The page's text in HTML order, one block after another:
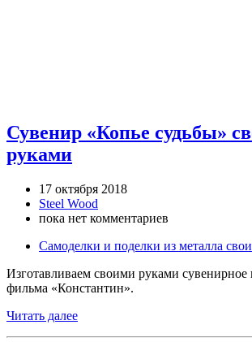
Сувенир «Копье судьбы»
руками
17 октября 2018
Steel Wood
пока нет комментариев
Самоделки и поделки из металла
Изготавливаем своими руками сувенирное
фильма «Константин».
Читать далее